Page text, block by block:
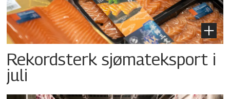
Rekordsterk sjømateksport i
juli